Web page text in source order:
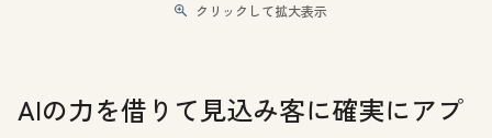
クリックして拡大表示
AIの力を借りて見込み客に確実にアプ